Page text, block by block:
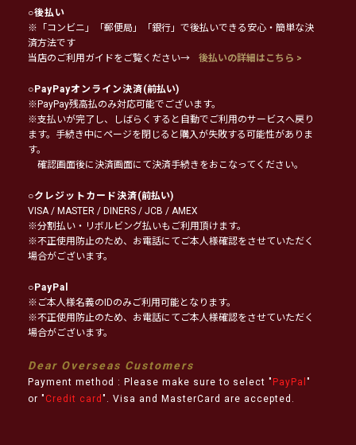
○後払い
※「コンビニ」「郵便局」「銀行」で後払いできる安心・簡単な決
済方法です
当店のご利用ガイドをご覧ください→
後払いの詳細はこちら >
○PayPayオンライン決済(前払い)
※PayPay残高払のみ対応可能でございます。
※支払いが完了し、しばらくすると自動でご利用のサービスへ戻り
ます。手続き中にページを閉じると購入が失敗する可能性がありま
す。
確認画面後に決済画面にて決済手続きをおこなってください。
○クレジットカード決済(前払い)
VISA / MASTER / DINERS / JCB / AMEX
※分割払い・リボルビング払いもご利用頂けます。
※不正使用防止のため、お電話にてご本人様確認をさせていただく
場合がございます。
○PayPal
※ご本人様名義のIDのみご利用可能となります。
※不正使用防止のため、お電話にてご本人様確認をさせていただく
場合がございます。
Dear Overseas Customers
Payment method : Please make sure to select " PayPal "
or " Credit card ". Visa and MasterCard are accepted.